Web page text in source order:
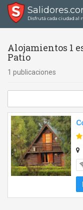
Disfrutá cada ciudad al
Alojamientos 1
Patio
1 publicaciones